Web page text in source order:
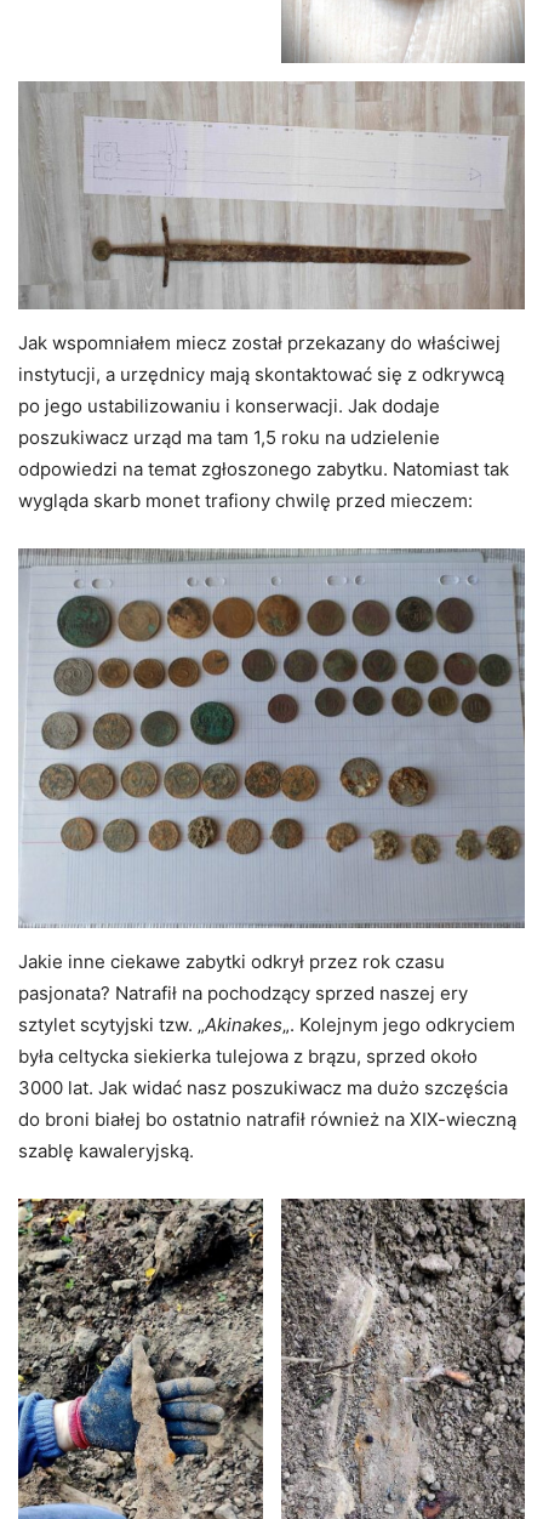
Jak wspomniałem miecz został przekazany do właściwej
instytucji, a urzędnicy mają skontaktować się z odkrywcą
po jego ustabilizowaniu i konserwacji. Jak dodaje
poszukiwacz urząd ma tam 1,5 roku na udzielenie
odpowiedzi na temat zgłoszonego zabytku. Natomiast tak
wygląda skarb monet trafiony chwilę przed mieczem:
Jakie inne ciekawe zabytki odkrył przez rok czasu
pasjonata? Natrafił na pochodzący sprzed naszej ery
sztylet scytyjski tzw. „Akinakes„. Kolejnym jego odkryciem
była celtycka siekierka tulejowa z brązu, sprzed około
3000 lat. Jak widać nasz poszukiwacz ma dużo szczęścia
do broni białej bo ostatnio natrafił również na XIX-wieczną
szablę kawaleryjską.